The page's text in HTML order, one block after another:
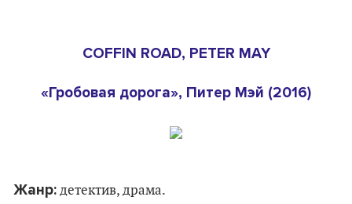
COFFIN ROAD, PETER MAY
«Гробовая дорога», Питер Мэй (2016)
Жанр: детектив, драма.